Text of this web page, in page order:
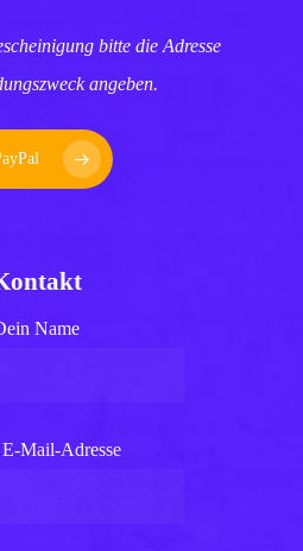
bitte die Adresse
angeben.
Name
Mail-Adresse